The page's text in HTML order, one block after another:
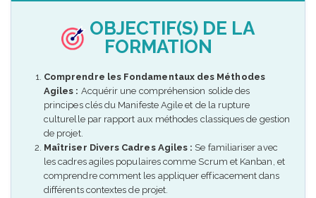
OBJECTIF(S) DE LA
FORMATION
Comprendre les Fondamentaux des Méthodes
Agiles : Acquérir une compréhension solide des
principes clés du Manifeste Agile et de la rupture
culturelle par rapport aux méthodes classiques de gestion
de projet.
Maîtriser Divers Cadres Agiles : Se familiariser avec
les cadres agiles populaires comme Scrum et Kanban, et
comprendre comment les appliquer efficacement dans
différents contextes de projet.